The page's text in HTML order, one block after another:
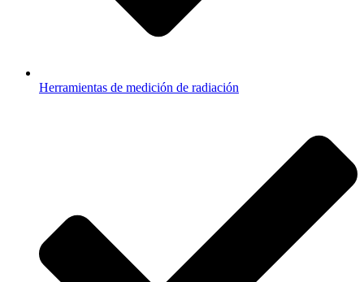
Herramientas de medición de radiación